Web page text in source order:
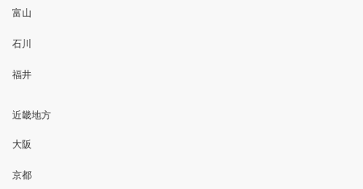
富山
石川
福井
近畿地方
大阪
京都